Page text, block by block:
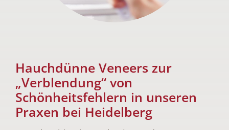
Hauchdünne Veneers zur
„Verblendung“ von
Schönheitsfehlern in unseren
Praxen bei Heidelberg